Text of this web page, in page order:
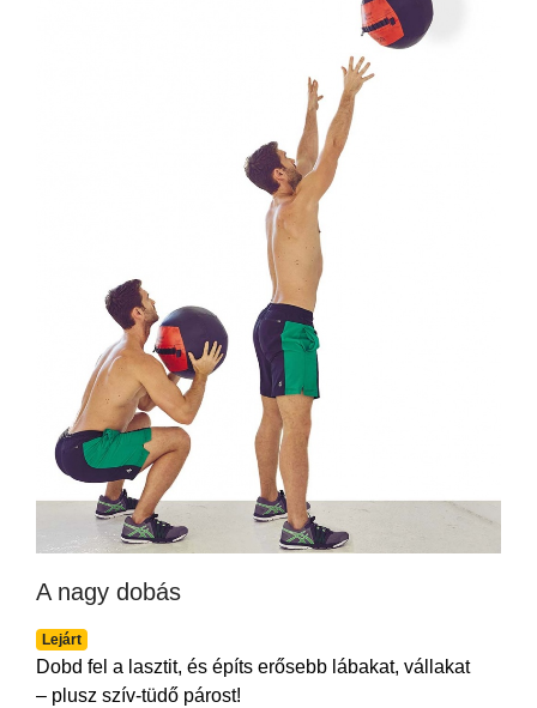
A nagy dobás
Lejárt
Dobd fel a lasztit, és építs erősebb lábakat, vállakat
– plusz szív-tüdő párost!